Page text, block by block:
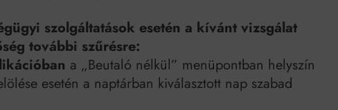
szolgáltatások esetén a kívánt vizsgálat
további szűrésre:
a „Beutaló nélkül” menüpontban helyszín
esetén a naptárban kiválasztott nap szabad